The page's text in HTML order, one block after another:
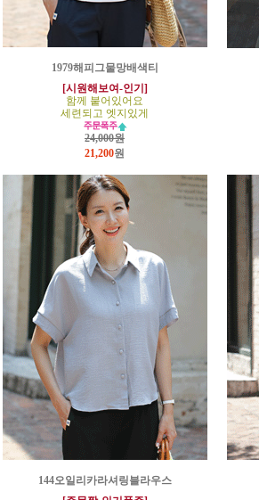
1979해피그물망배색티
[시원해보여-인기]
함께 붙어있어요
세련되고 엣지있게
24,000원
21,200원
144오일리카라셔링블라우스